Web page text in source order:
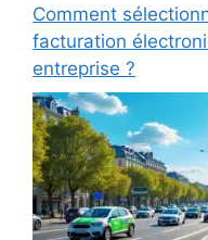
Comment
facturation
entreprise ?